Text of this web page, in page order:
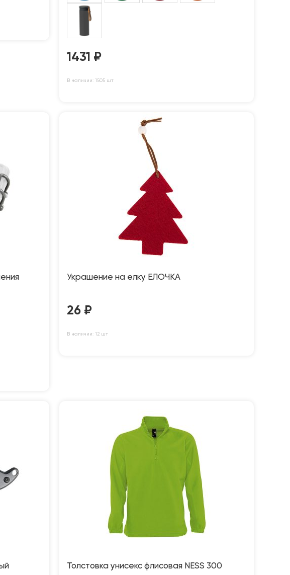
1431 ₽
В наличии: 1505 шт
Украшение на елку ЕЛОЧКА
26 ₽
В наличии: 12 шт
Толстовка унисекс флисовая NESS 300